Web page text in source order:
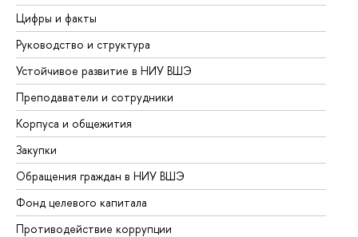
Цифры и факты
Руководство и структура
Устойчивое развитие в НИУ ВШЭ
Преподаватели и сотрудники
Корпуса и общежития
Закупки
Обращения граждан в НИУ ВШЭ
Фонд целевого капитала
Противодействие коррупции